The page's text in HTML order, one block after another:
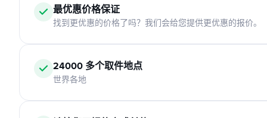
最优惠价格保证
找到更优惠的价格了吗？我们会给您提供更优惠的报价。
24000 多个取件地点
世界各地